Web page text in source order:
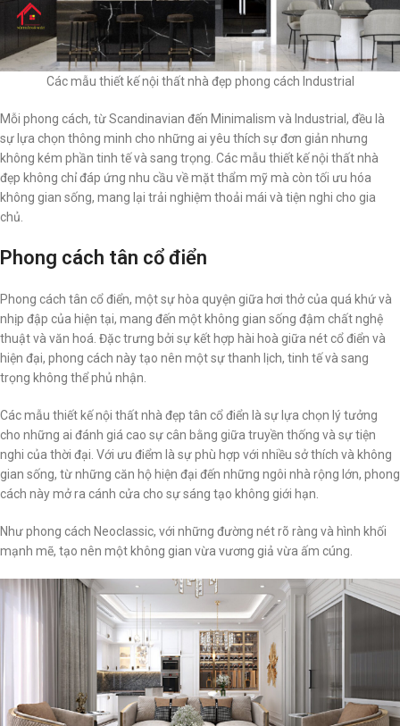
Các mẫu thiết kế nội thất nhà đẹp phong cách Industrial
Mỗi phong cách, từ Scandinavian đến Minimalism và Industrial, đều là
sự lựa chọn thông minh cho những ai yêu thích sự đơn giản nhưng
không kém phần tinh tế và sang trọng. Các mẫu thiết kế nội thất nhà
đẹp không chỉ đáp ứng nhu cầu về mặt thẩm mỹ mà còn tối ưu hóa
không gian sống, mang lại trải nghiệm thoải mái và tiện nghi cho gia
chủ.
Phong cách tân cổ điển
Phong cách tân cổ điển, một sự hòa quyện giữa hơi thở của quá khứ và
nhịp đập của hiện tại, mang đến một không gian sống đậm chất nghệ
thuật và văn hoá. Đặc trưng bởi sự kết hợp hài hoà giữa nét cổ điển và
hiện đại, phong cách này tạo nên một sự thanh lịch, tinh tế và sang
trọng không thể phủ nhận.
Các mẫu thiết kế nội thất nhà đẹp tân cổ điển là sự lựa chọn lý tưởng
cho những ai đánh giá cao sự cân bằng giữa truyền thống và sự tiện
nghi của thời đại. Với ưu điểm là sự phù hợp với nhiều sở thích và không
gian sống, từ những căn hộ hiện đại đến những ngôi nhà rộng lớn, phong
cách này mở ra cánh cửa cho sự sáng tạo không giới hạn.
Như phong cách Neoclassic, với những đường nét rõ ràng và hình khối
mạnh mẽ, tạo nên một không gian vừa vương giả vừa ấm cúng.